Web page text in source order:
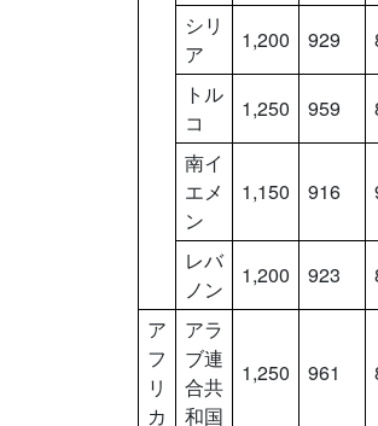
シリ
ア
1,200 929
トル
コ
1,250 959
南イ
エメ
ン
1,150 916
レバ
ノン
1,200 923
ア
フ
リ
カ
アラ
ブ連
合共
和国
1,250 961